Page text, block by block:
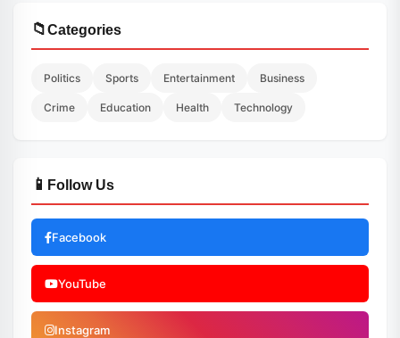
📁Categories
Politics Sports Entertainment Business
Crime Education Health Technology
📱 Follow Us
Facebook
YouTube
Instagram